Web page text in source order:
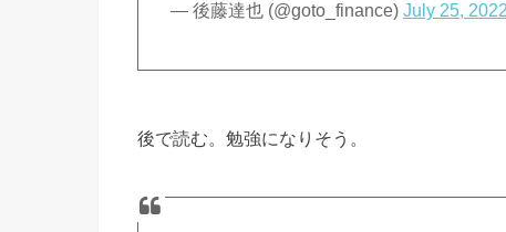
— 後藤達也 (@goto_finance)July 25, 2022
後で読む。勉強になりそう。